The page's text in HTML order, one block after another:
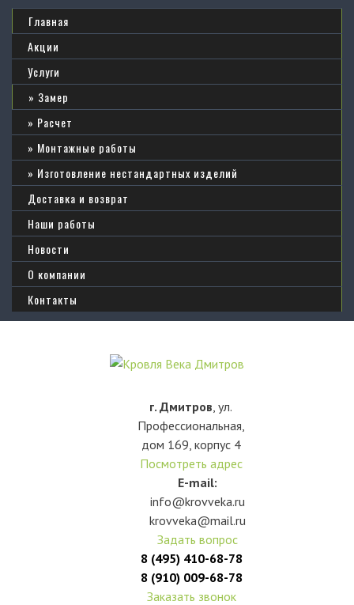
Главная
Акции
Услуги
Замер
Расчет
Монтажные работы
Изготовление нестандартных изделий
Доставка и возврат
Наши работы
Новости
О компании
Контакты
г. Дмитров, ул.
Профессиональная,
дом 169, корпус 4
Посмотреть адрес
E-mail:
info@krovveka.ru
krovveka@mail.ru
Задать вопрос
8 (495) 410-68-78
8 (910) 009-68-78
Заказать звонок